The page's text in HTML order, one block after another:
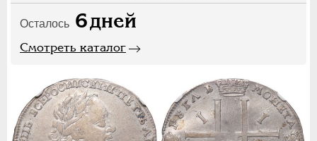
Осталось 6дней
Смотреть каталог